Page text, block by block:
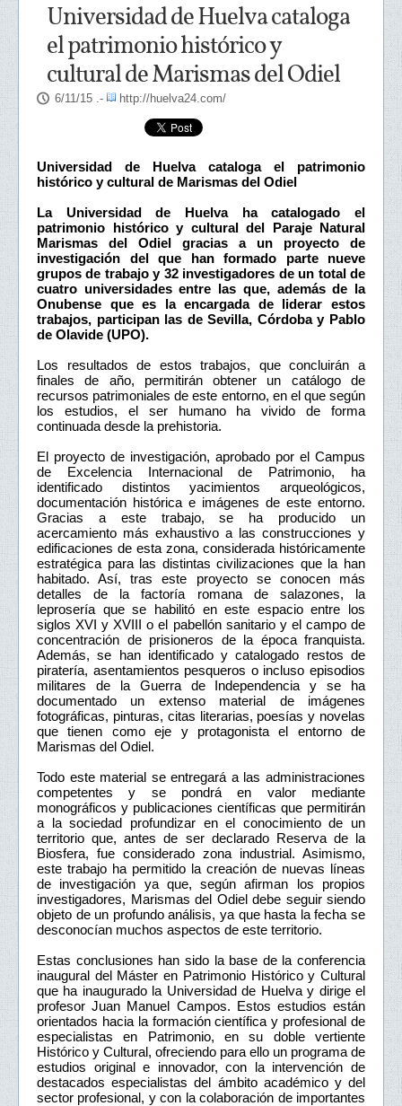
Universidad de Huelva cataloga
el patrimonio histórico y
cultural de Marismas del Odiel
6/11/15 .- http://huelva24.com/
Universidad de Huelva cataloga el patrimonio
histórico y cultural de Marismas del Odiel
La Universidad de Huelva ha catalogado el
patrimonio histórico y cultural del Paraje Natural
Marismas del Odiel gracias a un proyecto de
investigación del que han formado parte nueve
grupos de trabajo y 32 investigadores de un total de
cuatro universidades entre las que, además de la
Onubense que es la encargada de liderar estos
trabajos, participan las de Sevilla, Córdoba y Pablo
de Olavide (UPO).
Los resultados de estos trabajos, que concluirán a
finales de año, permitirán obtener un catálogo de
recursos patrimoniales de este entorno, en el que según
los estudios, el ser humano ha vivido de forma
continuada desde la prehistoria.
El proyecto de investigación, aprobado por el Campus
de Excelencia Internacional de Patrimonio, ha
identificado distintos yacimientos arqueológicos,
documentación histórica e imágenes de este entorno.
Gracias a este trabajo, se ha producido un
acercamiento más exhaustivo a las construcciones y
edificaciones de esta zona, considerada históricamente
estratégica para las distintas civilizaciones que la han
habitado. Así, tras este proyecto se conocen más
detalles de la factoría romana de salazones, la
leprosería que se habilitó en este espacio entre los
siglos XVI y XVIII o el pabellón sanitario y el campo de
concentración de prisioneros de la época franquista.
Además, se han identificado y catalogado restos de
piratería, asentamientos pesqueros o incluso episodios
militares de la Guerra de Independencia y se ha
documentado un extenso material de imágenes
fotográficas, pinturas, citas literarias, poesías y novelas
que tienen como eje y protagonista el entorno de
Marismas del Odiel.
Todo este material se entregará a las administraciones
competentes y se pondrá en valor mediante
monográficos y publicaciones científicas que permitirán
a la sociedad profundizar en el conocimiento de un
territorio que, antes de ser declarado Reserva de la
Biosfera, fue considerado zona industrial. Asimismo,
este trabajo ha permitido la creación de nuevas líneas
de investigación ya que, según afirman los propios
investigadores, Marismas del Odiel debe seguir siendo
objeto de un profundo análisis, ya que hasta la fecha se
desconocían muchos aspectos de este territorio.
Estas conclusiones han sido la base de la conferencia
inaugural del Máster en Patrimonio Histórico y Cultural
que ha inaugurado la Universidad de Huelva y dirige el
profesor Juan Manuel Campos. Estos estudios están
orientados hacia la formación científica y profesional de
especialistas en Patrimonio, en su doble vertiente
Histórico y Cultural, ofreciendo para ello un programa de
estudios original e innovador, con la intervención de
destacados especialistas del ámbito académico y del
sector profesional, y con la colaboración de importantes